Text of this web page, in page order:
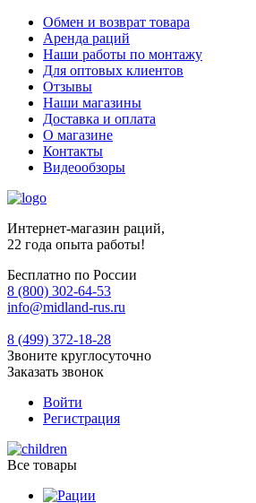
Обмен и возврат товара
Аренда раций
Наши работы по монтажу
Для оптовых клиентов
Отзывы
Наши магазины
Доставка и оплата
О магазине
Контакты
Видеообзоры
Интернет-магазин раций,
22 года опыта работы!
Бесплатно по России
8 (800) 302-64-53
info@midland-rus.ru
8 (499) 372-18-28
Звоните круглосуточно
Заказать звонок
Войти
Регистрация
Все товары